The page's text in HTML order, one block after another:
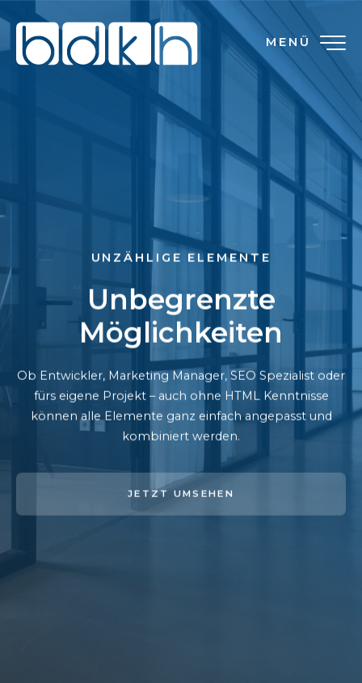
MENÜ
UNZÄHLIGE ELEMENTE
Unbegrenzte
Möglichkeiten
Ob Entwickler, Marketing Manager, SEO Spezialist oder
fürs eigene Projekt – auch ohne HTML Kenntnisse
können alle Elemente ganz einfach angepasst und
kombiniert werden.
JETZT UMSEHEN